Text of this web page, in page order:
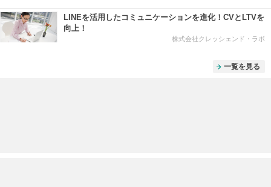
LINEを活用したコミュニケーションを進化！CVとLTVを
向上！
株式会社クレッシェンド・ラボ
一覧を見る